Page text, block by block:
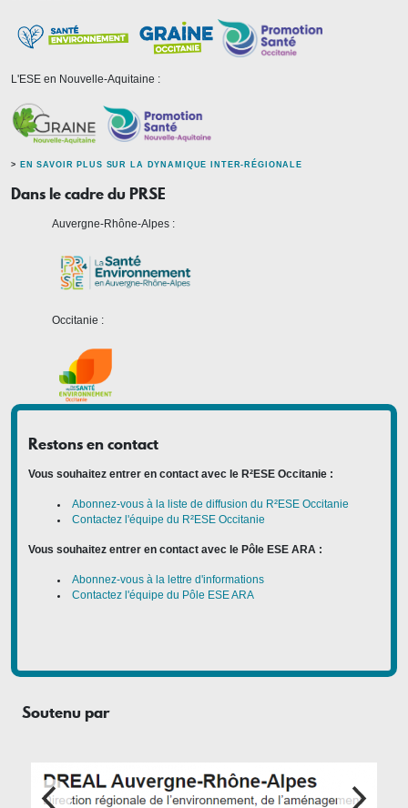
L'ESE en Nouvelle-Aquitaine :
> EN SAVOIR PLUS SUR LA DYNAMIQUE INTER-RÉGIONALE
Dans le cadre du PRSE
Auvergne-Rhône-Alpes :
Occitanie :
Restons en contact
Vous souhaitez entrer en contact avec le R²ESE Occitanie :
Abonnez-vous à la liste de diffusion du R²ESE Occitanie
Contactez l'équipe du R²ESE Occitanie
Vous souhaitez entrer en contact avec le Pôle ESE ARA :
Abonnez-vous à la lettre d'informations
Contactez l'équipe du Pôle ESE ARA
Soutenu par